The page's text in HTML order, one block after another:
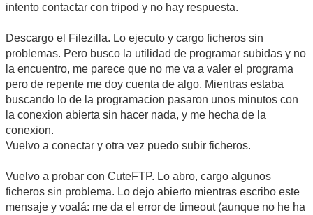
intento contactar con tripod y no hay respuesta.
Descargo el Filezilla. Lo ejecuto y cargo ficheros sin
problemas. Pero busco la utilidad de programar subidas y no
la encuentro, me parece que no me va a valer el programa
pero de repente me doy cuenta de algo. Mientras estaba
buscando lo de la programacion pasaron unos minutos con
la conexion abierta sin hacer nada, y me hecha de la
conexion.
Vuelvo a conectar y otra vez puedo subir ficheros.
Vuelvo a probar con CuteFTP. Lo abro, cargo algunos
ficheros sin problema. Lo dejo abierto mientras escribo este
mensaje y voalá: me da el error de timeout (aunque no he ha